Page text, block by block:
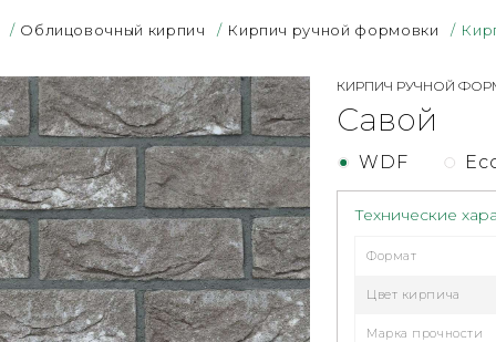
/ Облицовочный кирпич / Кирпич ручной формовки /
КИРПИЧ РУЧНОЙ
Савой
WDF
Технические
Формат
Цвет кирпича
Марка прочности